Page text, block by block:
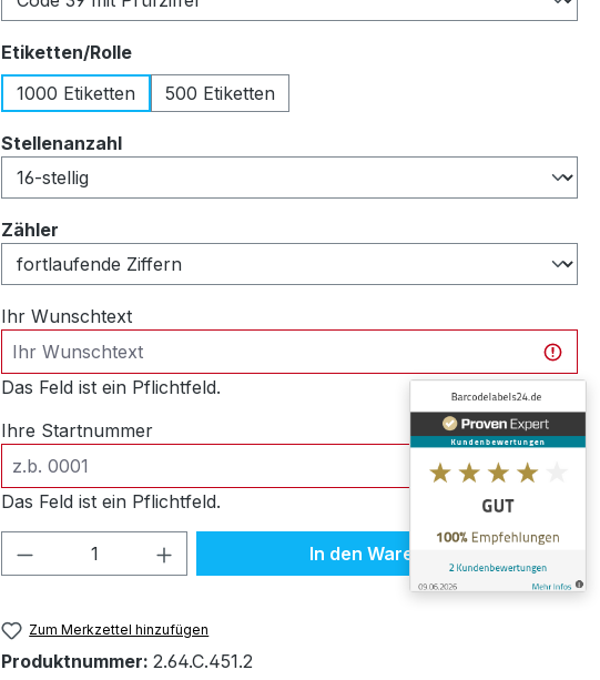
Etiketten/Rolleauswählen
1000 Etiketten
500 Etiketten
Stellenanzahlauswählen
Zähler
Ihr Wunschtext
Das Feld ist ein Pflichtfeld.
Ihre Startnummer
Das Feld ist ein Pflichtfeld.
Produkt Anzahl: Gib den gewünschten Wert
In den Warenkorb
Zum Merkzettel hinzufügen
Produktnummer: 2.64.C.451.2